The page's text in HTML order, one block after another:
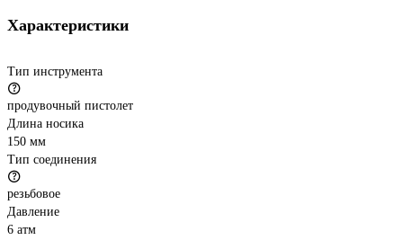
Характеристики
Тип инструмента
продувочный пистолет
Длина носика
150 мм
Тип соединения
резьбовое
Давление
6 атм